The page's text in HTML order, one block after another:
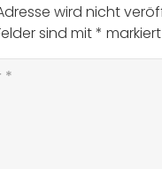
wird nicht
sind mit* markiert